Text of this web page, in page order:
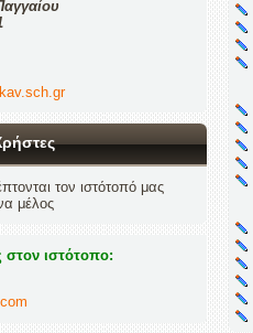
τον ιστότοπό μας
μέλος
στον ιστότοπο: